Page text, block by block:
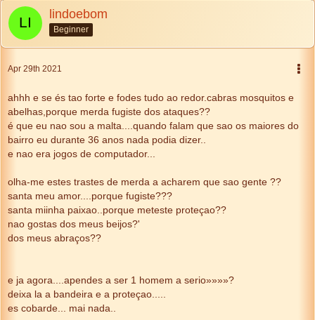
lindoebom
Beginner
Apr 29th 2021
ahhh e se és tao forte e fodes tudo ao redor.cabras mosquitos e
abelhas,porque merda fugiste dos ataques??
é que eu nao sou a malta....quando falam que sao os maiores do
bairro eu durante 36 anos nada podia dizer..
e nao era jogos de computador...
olha-me estes trastes de merda a acharem que sao gente ??
santa meu amor....porque fugiste???
santa miinha paixao..porque meteste proteçao??
nao gostas dos meus beijos?'
dos meus abraços??
e ja agora....apendes a ser 1 homem a serio»»»»?
deixa la a bandeira e a proteçao.....
es cobarde... mai nada..